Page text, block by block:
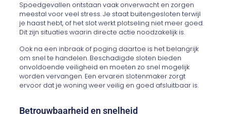
Spoedgevallen ontstaan vaak onverwacht en zorgen
meestal voor veel stress. Je staat buitengesloten terwijl
je haast hebt, of het slot werkt plotseling niet meer goed.
Dit zijn situaties waarin directe actie noodzakelijk is.
Ook na een inbraak of poging daartoe is het belangrijk
om snel te handelen. Beschadigde sloten bieden
onvoldoende veiligheid en moeten zo snel mogelijk
worden vervangen. Een ervaren slotenmaker zorgt
ervoor dat je woning weer veilig en goed afsluitbaar is.
Betrouwbaarheid en snelheid